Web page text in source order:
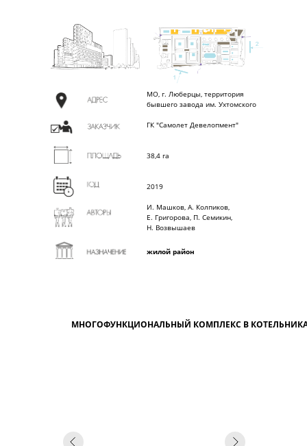
МО, г. Люберцы, территория
бывшего завода им. Ухтомского
ГК "Самолет Девелопмент"
38,4 га
2019
И. Машков, А. Колпиков,
Е. Григорова, П. Семикин,
Н. Возвышаев
жилой район
МНОГОФУНКЦИОНАЛЬНЫЙ КОМПЛЕКС В